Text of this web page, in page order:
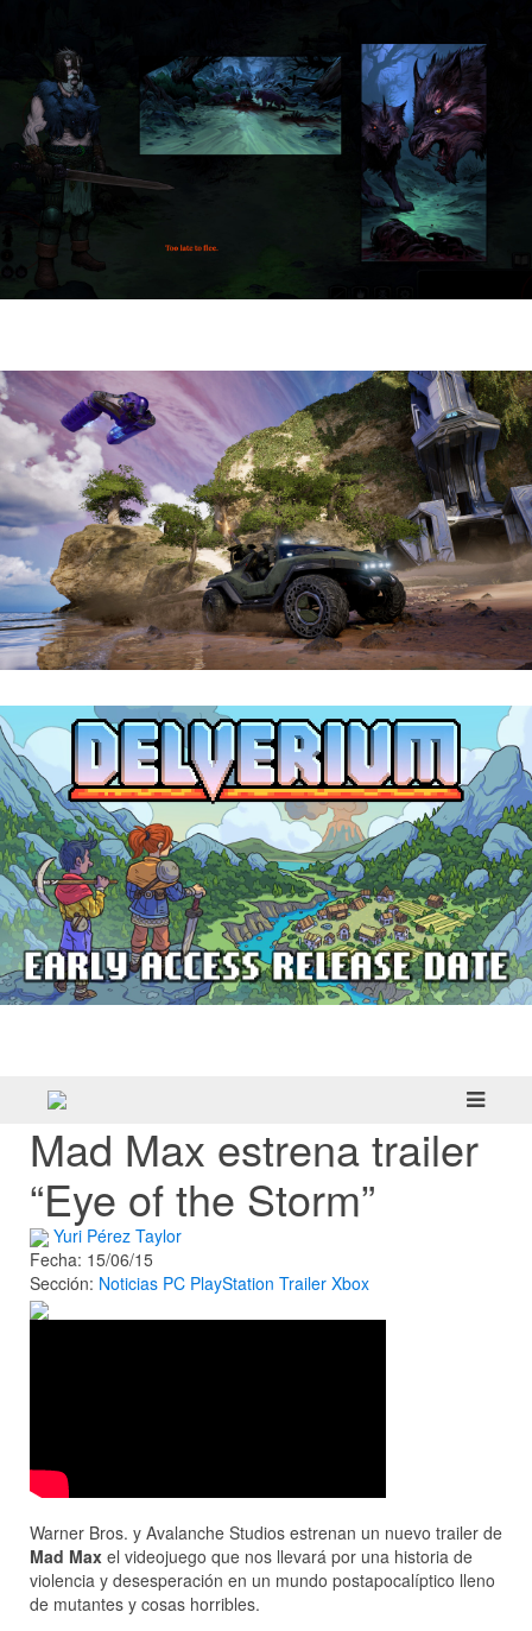
Mad Max estrena trailer
“Eye of the Storm”
Yuri Pérez Taylor
Fecha: 15/06/15
Sección: Noticias PC PlayStation Trailer Xbox
Warner Bros. y Avalanche Studios estrenan un nuevo trailer de
Mad Max el videojuego que nos llevará por una historia de
violencia y desesperación en un mundo postapocalíptico lleno
de mutantes y cosas horribles.